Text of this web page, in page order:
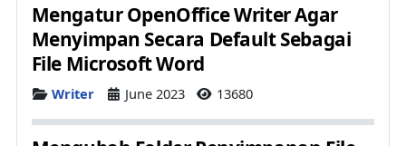
Mengatur OpenOffice Writer Agar
Menyimpan Secara Default Sebagai
File Microsoft Word
Details
Writer June 2023 13680